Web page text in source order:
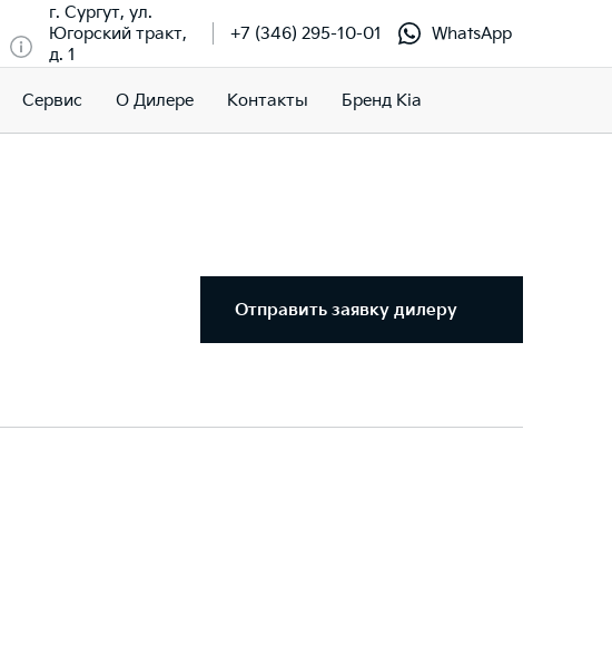
г. Сургут, ул.
Югорский тракт,
д. 1
+7 (346) 295-10-01 WhatsApp
Сервис О Дилере Контакты Бренд Kia
Отправить заявку дилеру